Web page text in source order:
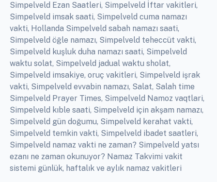
Simpelveld Ezan Saatleri, Simpelveld İftar vakitleri,
Simpelveld imsak saati, Simpelveld cuma namazı
vakti, Hollanda Simpelveld sabah namazı saati,
Simpelveld öğle namazı, Simpelveld teheccüt vakti,
Simpelveld kuşluk duha namazı saati, Simpelveld
waktu solat, Simpelveld jadual waktu sholat,
Simpelveld imsakiye, oruç vakitleri, Simpelveld işrak
vakti, Simpelveld evvabin namazı, Salat, Salah time
Simpelveld Prayer Times, Simpelveld Namoz vaqtlari,
Simpelveld kıble saati, Simpelveld için akşam namazı,
Simpelveld gün doğumu, Simpelveld kerahat vakti,
Simpelveld temkin vakti, Simpelveld ibadet saatleri,
Simpelveld namaz vakti ne zaman? Simpelveld yatsı
ezanı ne zaman okunuyor? Namaz Takvimi vakit
sistemi günlük, haftalık ve aylık namaz vakitleri